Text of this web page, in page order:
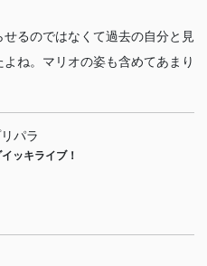
るのではなくて過去の自分と見
ね。マリオの姿も含めてあまり
パラ
ッキライブ！